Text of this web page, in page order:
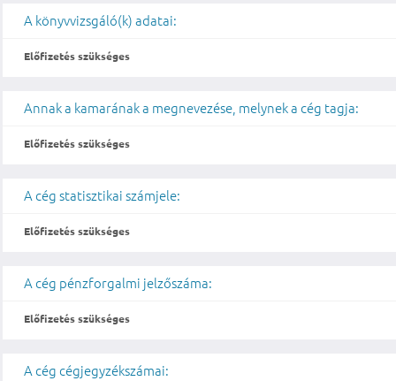
A könyvvizsgáló(k) adatai:
Előfizetés szükséges
Annak a kamarának a megnevezése, melynek a cég tagja:
Előfizetés szükséges
A cég statisztikai számjele:
Előfizetés szükséges
A cég pénzforgalmi jelzőszáma:
Előfizetés szükséges
A cég cégjegyzékszámai: